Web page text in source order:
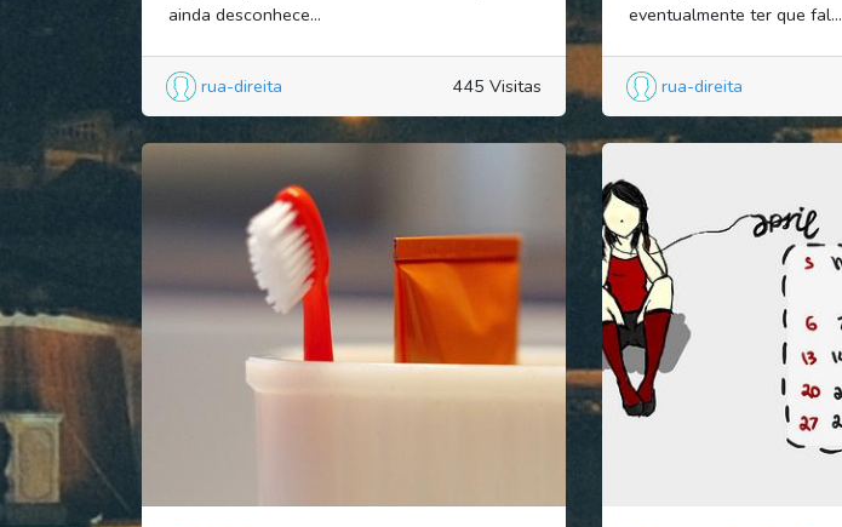
ainda desconhece...
rua-direita 445 Visitas
eventualmente ter que fal...
rua-direita